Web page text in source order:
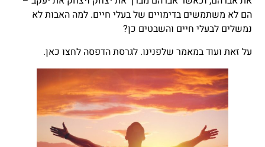
הם לא משתמשים בדימויים של בעלי חיים. למה האבות לא
נמשלים לבעלי חיים והשבטים כן?
על זאת ועוד במאמר שלפנינו. לגרסת הדפסהלחצו כאן.